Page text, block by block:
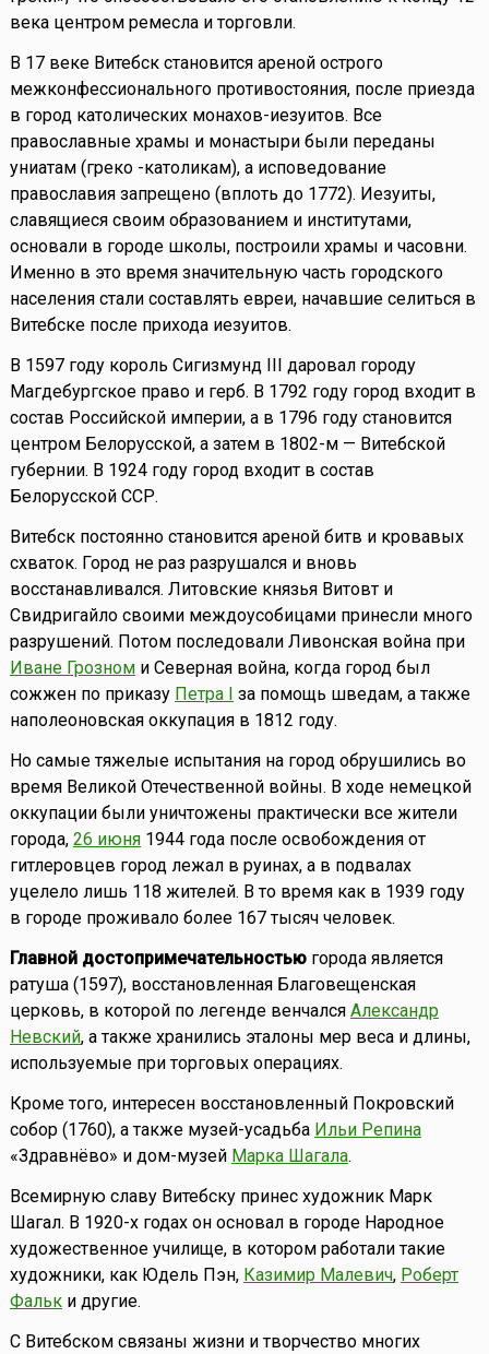
века центром ремесла и торговли.
В 17 веке Витебск становится ареной острого
межконфессионального противостояния, после приезда
в город католических монахов-иезуитов. Все
православные храмы и монастыри были переданы
униатам (греко -католикам), а исповедование
православия запрещено (вплоть до 1772). Иезуиты,
славящиеся своим образованием и институтами,
основали в городе школы, построили храмы и часовни.
Именно в это время значительную часть городского
населения стали составлять евреи, начавшие селиться в
Витебске после прихода иезуитов.
В 1597 году король Сигизмунд III даровал городу
Магдебургское право и герб. В 1792 году город входит в
состав Российской империи, а в 1796 году становится
центром Белорусской, а затем в 1802-м — Витебской
губернии. В 1924 году город входит в состав
Белорусской ССР.
Витебск постоянно становится ареной битв и кровавых
схваток. Город не раз разрушался и вновь
восстанавливался. Литовские князья Витовт и
Свидригайло своими междоусобицами принесли много
разрушений. Потом последовали Ливонская война при
Иване Грозноми Северная война, когда город был
сожжен по приказу Петра I
за помощь шведам, а также
наполеоновская оккупация в 1812 году.
Но самые тяжелые испытания на город обрушились во
время Великой Отечественной войны. В ходе немецкой
оккупации были уничтожены практически все жители
города, 26 июня1944 года после освобождения от
гитлеровцев город лежал в руинах, а в подвалах
уцелело лишь 118 жителей. В то время как в 1939 году
в городе проживало более 167 тысяч человек.
Главной достопримечательностьюгорода является
ратуша (1597), восстановленная Благовещенская
церковь, в которой по легенде венчался Александр
Невский, а также хранились эталоны мер веса и длины,
используемые при торговых операциях.
Кроме того, интересен восстановленный Покровский
собор (1760), а также музей-усадьба Ильи Репина
«Здравнёво» и дом-музей Марка Шагала.
Всемирную славу Витебску принес художник Марк
Шагал. В 1920-х годах он основал в городе Народное
художественное училище, в котором работали такие
художники, как Юдель Пэн, Казимир Малевич, Роберт
Фальки другие.
С Витебском связаны жизни и творчество многих